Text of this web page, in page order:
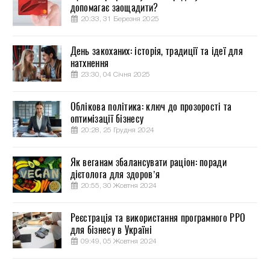
допомагає заощадити?
20:33, 31 Березня 2025
День закоханих: історія, традиції та ідеї для
натхнення
23:30, 04 Січня 2025
Облікова політика: ключ до прозорості та
оптимізації бізнесу
20:28, 25 Грудня 2024
Як веганам збалансувати раціон: поради
дієтолога для здоров’я
20:55, 30 Жовтня 2024
Реєстрація та використання програмного РРО
для бізнесу в Україні
09:49, 05 Жовтня 2024